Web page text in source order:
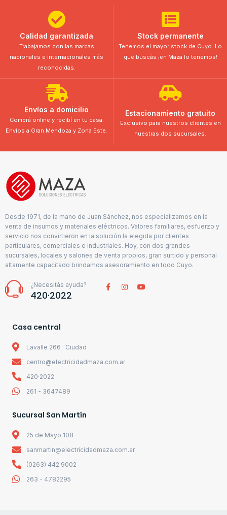
Calidad garantizada
Trabajamos con las marcas
nacionales e internacionales más
reconocidas.
Stock permanente
Tenemos el mayor stock de Cuyo. Lo
que buscás ¡en Maza lo tenemos!
Envíos a domicilio
Comprá online y recibí en tu casa.
Envíos a Gran Mendoza y Zona Este.
Estacionamiento gratuito
Exclusivo para nuestros clientes en
nuestras dos sucursales.
Desde 1971, de la mano de Juan Sánchez, nos especializamos en la
venta de insumos y materiales eléctricos. Valores familiares, esfuerzo y
servicio nos convirtieron en la solución la elegida por clientes
particulares, comerciales e industriales. Hoy, con dos grandes
sucursales, locales y salones de venta propios, gran surtido y personal
altamente capacitado brindamos asesoramiento en todo Cuyo.
¿Necesitás ayuda?
420·2022
Casa central
Lavalle 266 · Ciudad
centro@electricidadmaza.com.ar
420·2022
261 - 3647489
Sucursal San Martín
25 de Mayo 108
sanmartin@electricidadmaza.com.ar
(0263) 442·9002
263 - 4782295